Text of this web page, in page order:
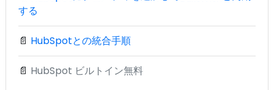
する
📄 HubSpotとの統合手順
📄 HubSpot ビルトイン無料